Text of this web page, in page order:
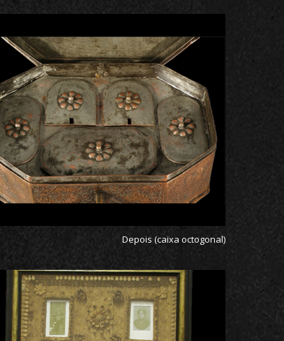
Depois (caixa octogonal)